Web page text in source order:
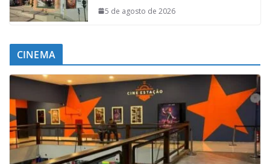
5 de agosto de 2026
CINEMA